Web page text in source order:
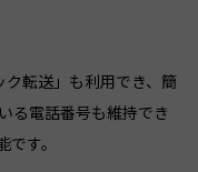
転送」も利用でき、簡
る電話番号も維持でき
す。